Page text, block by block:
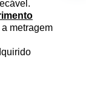
metragem